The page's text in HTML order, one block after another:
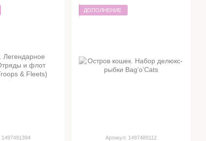
1497491394
ДОПОЛНЕНИЕ
Артикул: 1497489112